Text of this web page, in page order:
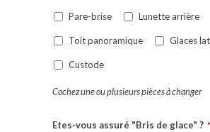
Pare-brise Lunette arrière
Toit panoramique Glaces
Custode
Cochez une ou plusieurs pièces à changer
Etes-vous assuré "Bris de glace" ? *